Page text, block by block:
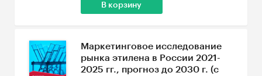
В корзину
Маркетинговое исследование
рынка этилена в России 2021-
2025 гг., прогноз до 2030 г. (с